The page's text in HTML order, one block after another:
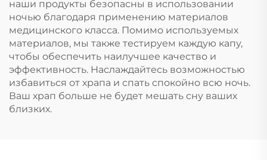
наши продукты безопасны в использовании
ночью благодаря применению материалов
медицинского класса. Помимо используемых
материалов, мы также тестируем каждую капу,
чтобы обеспечить наилучшее качество и
эффективность. Наслаждайтесь возможностью
избавиться от храпа и спать спокойно всю ночь.
Ваш храп больше не будет мешать сну ваших
близких.